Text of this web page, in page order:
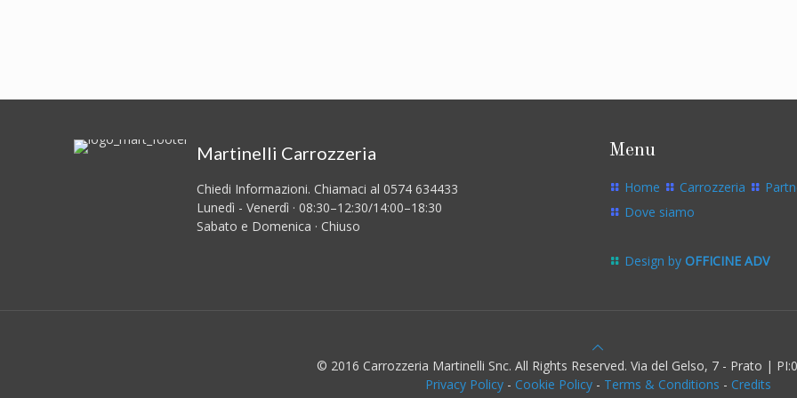
Martinelli Carrozzeria
Chiedi Informazioni. Chiamaci al 0574 634433
Lunedì - Venerdì · 08:30–12:30/14:00–18:30
Sabato e Domenica · Chiuso
Menu
Home Carrozzeria
Dove siamo
Design by OFFICINE ADV
© 2016 Carrozzeria Martinelli Snc. All Rights Reserved. Via del Gelso, 7 - Prato |
Privacy Policy- Cookie Policy- Terms & Conditions - Credits